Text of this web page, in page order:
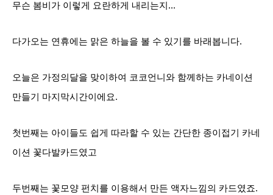
무슨 봄비가 이렇게 요란하게 내리는지...
다가오는 연휴에는 맑은 하늘을 볼 수 있기를 바래봅니다.
오늘은 가정의달을 맞이하여 코코언니와 함께하는 카네이션
만들기 마지막시간이에요.
첫번째는 아이들도 쉽게 따라할 수 있는 간단한 종이접기 카네
이션 꽃다발카드였고
두번째는 꽃모양 펀치를 이용해서 만든 액자느낌의 카드였죠.